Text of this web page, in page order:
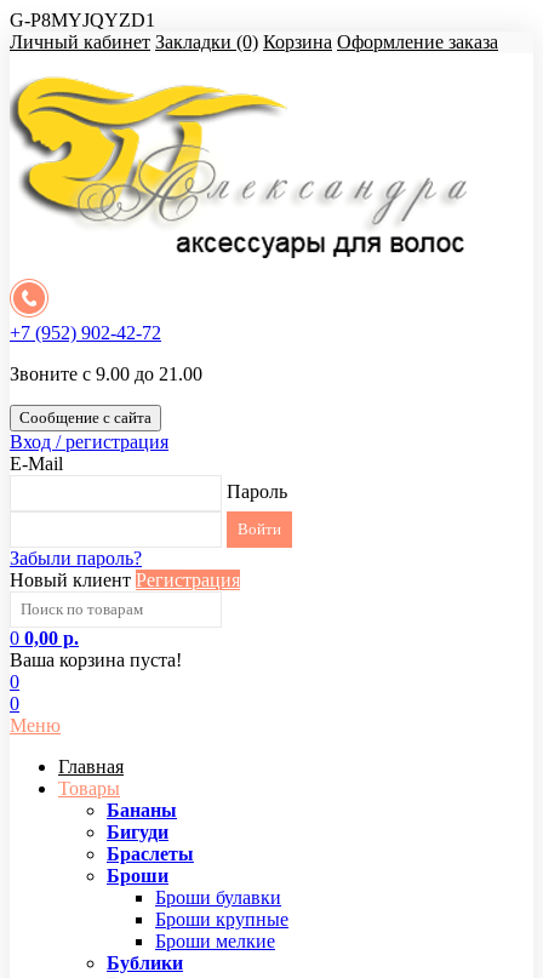
G-P8MYJQYZD1
Личный кабинет Закладки (0) Корзина Оформление заказа
+7 (952) 902-42-72
Звоните с 9.00 до 21.00
Сообщение с сайта
Вход / регистрация
E-Mail
Пароль
Забыли пароль?
Новый клиент Регистрация
0 0,00 р.
Ваша корзина пуста!
0
0
Меню
Главная
Товары
Бананы
Бигуди
Браслеты
Броши
Броши булавки
Броши крупные
Броши мелкие
Бублики